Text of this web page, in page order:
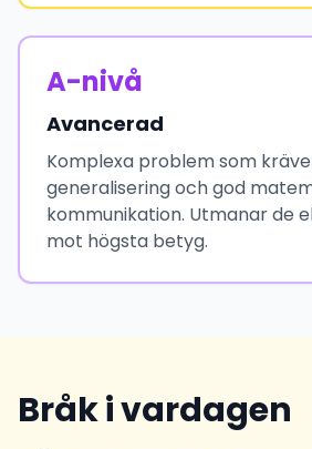
A-nivå
Avancerad
Komplexa problem som
generalisering och god
kommunikation. Utmanar de
mot högsta betyg.
Bråk i vardagen